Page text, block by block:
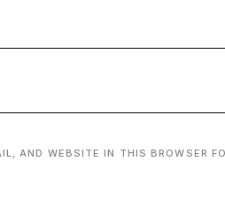
AND WEBSITE IN THIS BROWSER